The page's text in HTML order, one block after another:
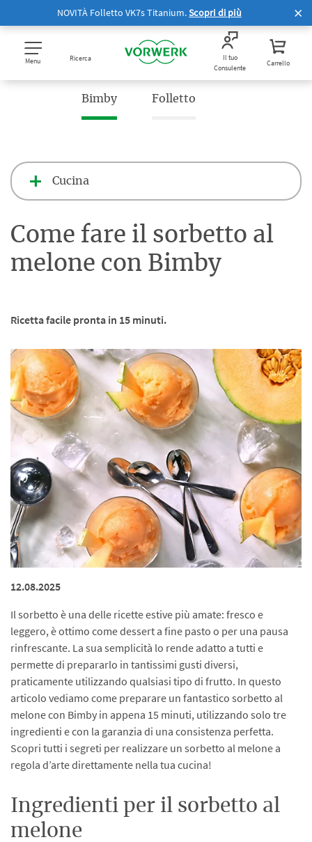
NOVITÀ Folletto VK7s Titanium.Scopri di più
Menu Ricerca
Il tuo
Consulente
Carrello
Bimby Folletto
Cucina
Come fare il sorbetto al
melone con Bimby
Ricetta facile pronta in 15 minuti.
12.08.2025
Il sorbetto è una delle ricette estive più amate: fresco e
leggero, è ottimo come dessert a fine pasto o per una pausa
rinfrescante. La sua semplicità lo rende adatto a tutti e
permette di prepararlo in tantissimi gusti diversi,
praticamente utilizzando qualsiasi tipo di frutto. In questo
articolo vediamo come preparare un fantastico sorbetto al
melone con Bimby in appena 15 minuti, utilizzando solo tre
ingredienti e con la garanzia di una consistenza perfetta.
Scopri tutti i segreti per realizzare un sorbetto al melone a
regola d’arte direttamente nella tua cucina!
Ingredienti per il sorbetto al
melone